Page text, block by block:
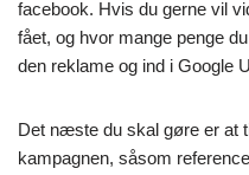
facebook. Hvis du gerne vil
fået, og hvor mange penge
den reklame og ind i Google
Det næste du skal gøre er at
kampagnen, såsom